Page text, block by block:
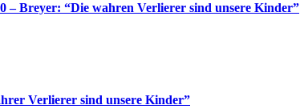
– Breyer: “Die wahren Verlierer sind unsere Kinder”
Verlierer sind unsere Kinder”